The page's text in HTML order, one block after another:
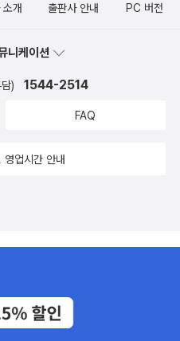
개 출판사 안내 PC 버전
니케이션
) 1544-2514
FAQ
영업시간 안내